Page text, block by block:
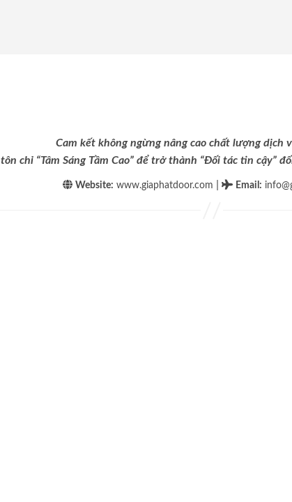
Cam kết không ngừng nâng cao chất lượng dịch
tôn chỉ “Tâm Sáng Tầm Cao” để trở thành “Đối tác tin cậy”
Website: www.giaphatdoor.com Email :